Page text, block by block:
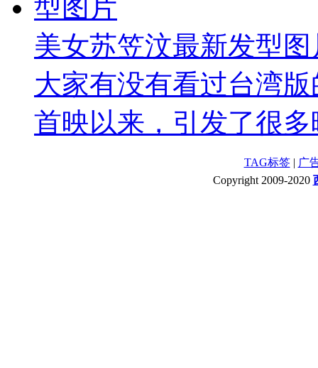
美女苏笠汶最新发型图
大家有没有看过台湾
首映以来，引发了很
TAG标签 | 广
Copyright 2009-2020